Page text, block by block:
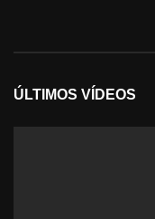
ÚLTIMOS VÍDEOS